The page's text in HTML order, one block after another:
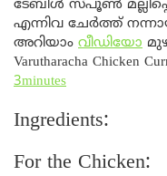
ടേബിൾ സ്പൂൺ
എന്നിവ ചേർത്ത്
അറിയാം വീഡിയോ
Varutharacha Chicken
3minutes
Ingredients:
For the Chicken: